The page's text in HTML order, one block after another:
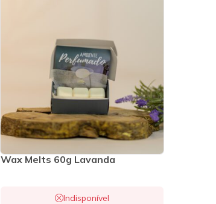
Wax Melts 60g Lavanda
Indisponível